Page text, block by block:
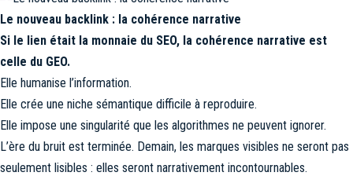
Le nouveau backlink : la cohérence narrative
Si le lien était la monnaie du SEO, la cohérence narrative est
celle du GEO.
Elle humanise l’information.
Elle crée une niche sémantique difficile à reproduire.
Elle impose une singularité que les algorithmes ne peuvent ignorer.
L’ère du bruit est terminée. Demain, les marques visibles ne seront pas
seulement lisibles : elles seront narrativement incontournables.